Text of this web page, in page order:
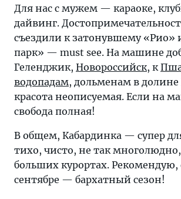
Для нас с мужем — караоке,
дайвинг.
съездили к затонувшему «Рио»
парк» — must see. На машине
Геленджик, Новороссийск, к
водопадам, дольменам в
красота неописуемая. Если на
свобода полная!
В общем, Кабардинка — супер
тихо, чисто, не так
больших курортах. Рекомендую,
сентябре — бархатный сезон!